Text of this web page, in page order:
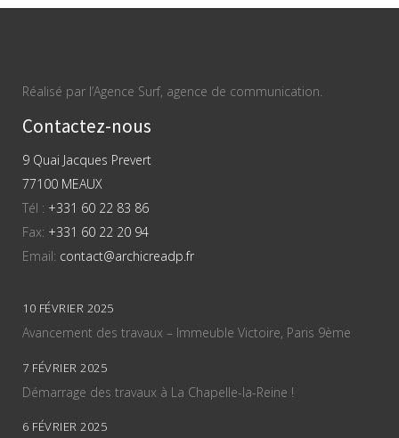
Réalisé par l’Agence Surf, agence de communication.
Contactez-nous
9 Quai Jacques Prevert
77100 MEAUX
Tél : +331 60 22 83 86
Fax: +331 60 22 20 94
Email: contact@archicreadp.fr
10 FÉVRIER 2025
Avancement des travaux – Immeuble Victoire, Paris 9ème
7 FÉVRIER 2025
Démarrage des travaux à La Chapelle-la-Reine !
6 FÉVRIER 2025